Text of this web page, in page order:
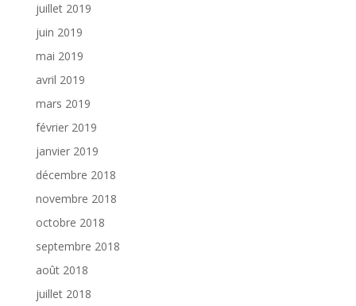
juillet 2019
juin 2019
mai 2019
avril 2019
mars 2019
février 2019
janvier 2019
décembre 2018
novembre 2018
octobre 2018
septembre 2018
août 2018
juillet 2018